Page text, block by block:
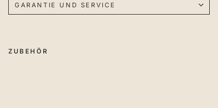
GARANTIE UND SERVICE
ZUBEHÖR